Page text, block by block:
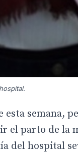
esta semana,
parto de la
del hospital